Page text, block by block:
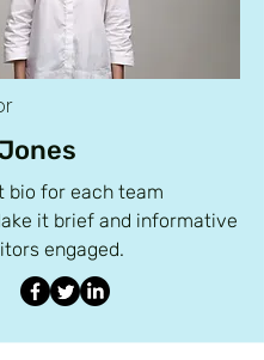
bio for each team
it brief and informative
engaged.